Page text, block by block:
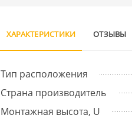
ХАРАКТЕРИСТИКИ ОТЗЫВЫ
Тип расположения
Страна производитель
Монтажная высота, U